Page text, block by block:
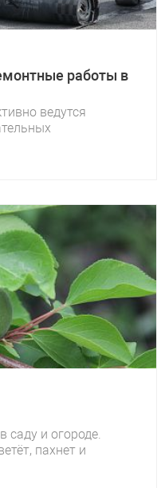
работы в
ведутся
саду и огороде.
пахнет и